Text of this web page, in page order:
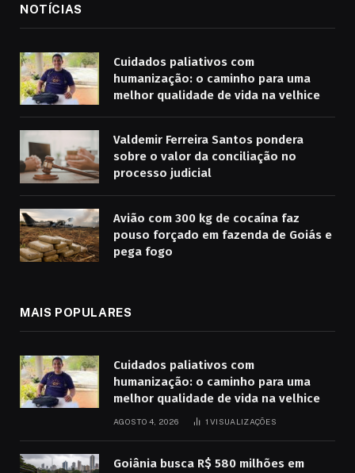
NOTÍCIAS
Cuidados paliativos com
humanização: o caminho para uma
melhor qualidade de vida na velhice
Valdemir Ferreira Santos pondera
sobre o valor da conciliação no
processo judicial
Avião com 300 kg de cocaína faz
pouso forçado em fazenda de Goiás e
pega fogo
MAIS POPULARES
Cuidados paliativos com
humanização: o caminho para uma
melhor qualidade de vida na velhice
AGOSTO 4, 2026 1VISUALIZAÇÕES
Goiânia busca R$ 580 milhões em